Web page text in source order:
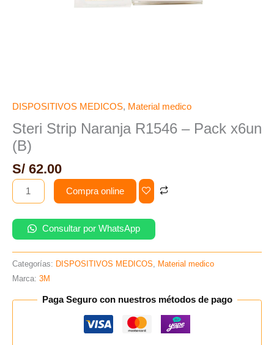
DISPOSITIVOS MEDICOS, Material medico
Steri Strip Naranja R1546 – Pack x6un
(B)
S/ 62.00
Compra online
Consultar por WhatsApp
Categorías: DISPOSITIVOS MEDICOS
Material medico
Marca: 3M
Paga Seguro con nuestros métodos de pago